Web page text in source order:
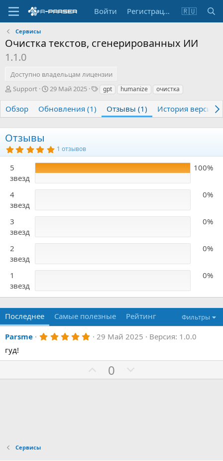
Войти Регистрация 🇷🇺
Сервисы
Очистка текстов, сгенерированных ИИ
1.1.0
Доступно владельцам лицензии
А
т
о
Support
Д
т
а
д
н
29 Май 2025
Т
и
gpt humanize очистка
Обзор Обновления (1) Отзывы (1) История версий
Отзывы
5
,
0
0
з
в
ё
1 отзывов
5
звезд
100%
4
звезд
0%
3
звезд
0%
2
звезд
0%
1
звезд
0%
Последнее Самые полезные Рейтинг Фильтры
Parsme 5
0
ё
29 Май 2025
Версия: 1.0.0
гуд!
а
0
р
Сервисы